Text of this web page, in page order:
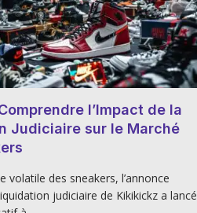
l’Impact de la
Judiciaire sur le Marché
volatile des sneakers, l’annonce
judiciaire de Kikikickz a lancé